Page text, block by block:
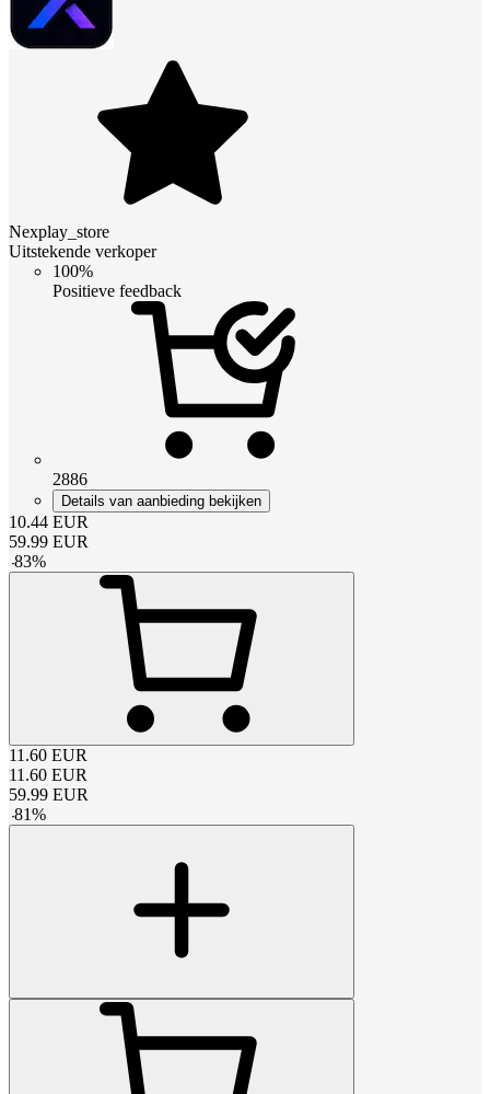
Nexplay_store
Uitstekende verkoper
100%
Positieve feedback
2886
Details van aanbieding bekijken
10.44 EUR
59.99 EUR
-83%
11.60 EUR
11.60 EUR
59.99 EUR
-81%